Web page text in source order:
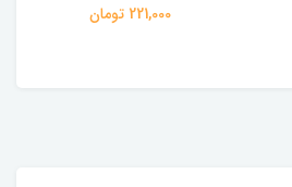
221,000 تومان